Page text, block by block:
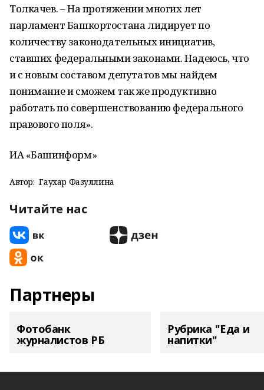
Толкачев. – На протяжении многих лет
парламент Башкортостана лидирует по
количеству законодательных инициатив,
ставших федеральными законами. Надеюсь, что
и с новым составом депутатов мы найдем
понимание и сможем так же продуктивно
работать по совершенствованию федерального
правового поля».
ИА «Башинформ»
Автор: Гаухар Фазуллина
Читайте нас
Партнеры
Фотобанк
журналистов РБ
Рубрика "Еда и
напитки"